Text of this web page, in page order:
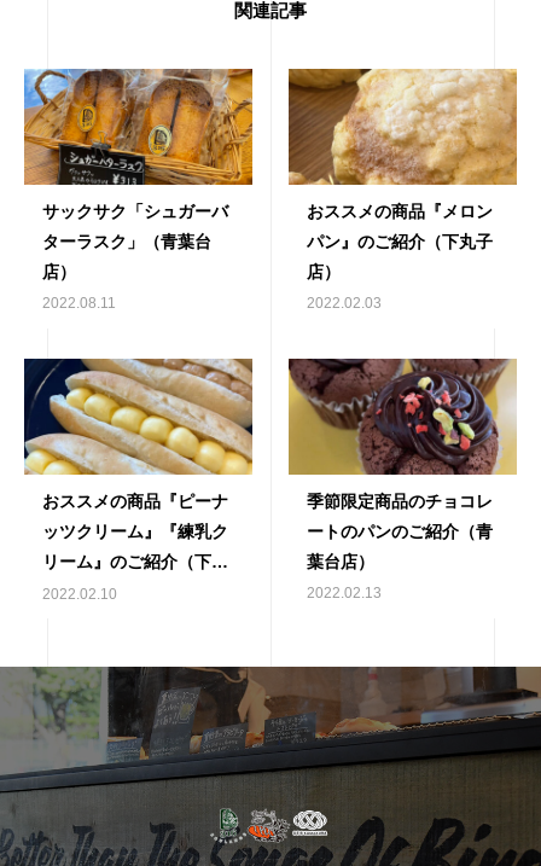
関連記事
サックサク「シュガーバ
ターラスク」（青葉台
店）
2022.08.11
おススメの商品『メロン
パン』のご紹介（下丸子
店）
2022.02.03
おススメの商品『ピーナ
ッツクリーム』『練乳ク
リーム』のご紹介（下丸
子店）
2022.02.10
季節限定商品のチョコレ
ートのパンのご紹介（青
葉台店）
2022.02.13